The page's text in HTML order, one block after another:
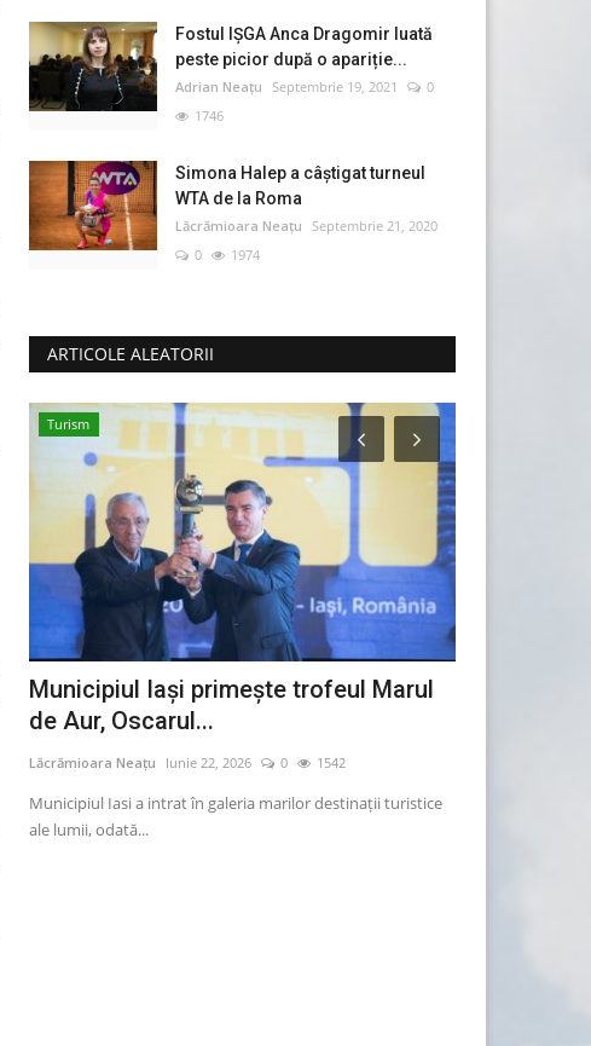
Fostul IȘGA Anca Dragomir luată
peste picior după o apariție...
Adrian Neațu Septembrie 19, 2021
0
1746
Simona Halep a câştigat turneul
WTA de la Roma
Lăcrămioara Neațu Septembrie 21, 2020
0
1974
ARTICOLE ALEATORII
Turism
Municipiul Iaşi primeşte trofeul Marul
de Aur, Oscarul...
Lăcrămioara Neațu Iunie 22, 2026 0 1542
Municipiul Iasi a intrat în galeria marilor destinaţii turistice
ale lumii, odată...